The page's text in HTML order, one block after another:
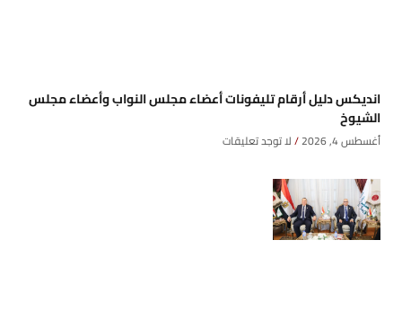
انديكس دليل أرقام تليفونات أعضاء مجلس النواب وأعضاء مجلس
الشيوخ
أغسطس 4, 2026 لا توجد تعليقات